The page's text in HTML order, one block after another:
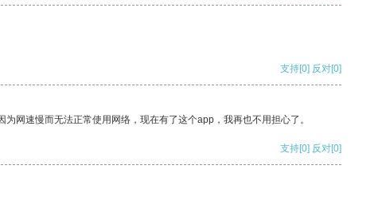
支持[0] 反对[0]
网速慢而无法正常使用网络，现在有了这个app，我再也不用担心了。
支持[0] 反对[0]